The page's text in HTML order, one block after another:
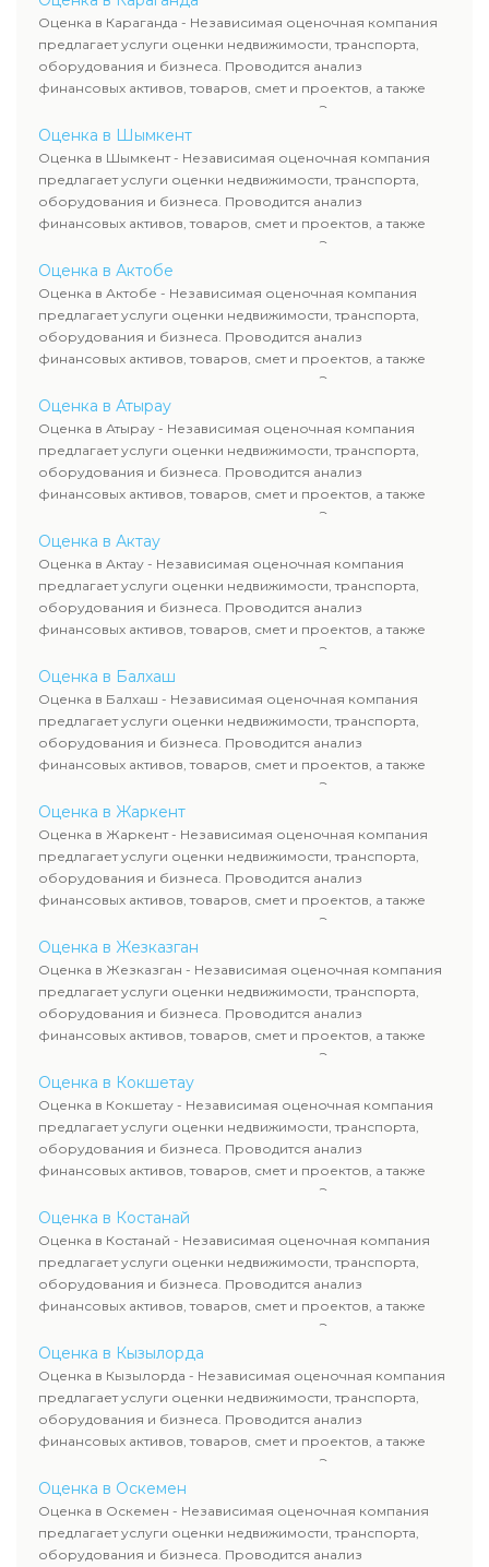
рассчитывают ущерб. Все отчеты соответствуют
требованиям законодательства и используются для
сделок, кредитования и судебных процессов.
Оценка в Караганда - Независимая оценочная компания
предлагает услуги оценки недвижимости, транспорта,
оборудования и бизнеса. Проводится анализ
финансовых активов, товаров, смет и проектов, а также
оценка животных и недропользования. Эксперты
определяют рыночную стоимость имущества и
рассчитывают ущерб. Все отчеты соответствуют
требованиям законодательства и используются для
сделок, кредитования и судебных процессов.
Оценка в Шымкент
Оценка в Шымкент - Независимая оценочная компания
предлагает услуги оценки недвижимости, транспорта,
оборудования и бизнеса. Проводится анализ
финансовых активов, товаров, смет и проектов, а также
оценка животных и недропользования. Эксперты
определяют рыночную стоимость имущества и
рассчитывают ущерб. Все отчеты соответствуют
требованиям законодательства и используются для
сделок, кредитования и судебных процессов.
Оценка в Актобе
Оценка в Актобе - Независимая оценочная компания
предлагает услуги оценки недвижимости, транспорта,
оборудования и бизнеса. Проводится анализ
финансовых активов, товаров, смет и проектов, а также
оценка животных и недропользования. Эксперты
определяют рыночную стоимость имущества и
рассчитывают ущерб. Все отчеты соответствуют
требованиям законодательства и используются для
сделок, кредитования и судебных процессов.
Оценка в Атырау
Оценка в Атырау - Независимая оценочная компания
предлагает услуги оценки недвижимости, транспорта,
оборудования и бизнеса. Проводится анализ
финансовых активов, товаров, смет и проектов, а также
оценка животных и недропользования. Эксперты
определяют рыночную стоимость имущества и
рассчитывают ущерб. Все отчеты соответствуют
требованиям законодательства и используются для
сделок, кредитования и судебных процессов.
Оценка в Актау
Оценка в Актау - Независимая оценочная компания
предлагает услуги оценки недвижимости, транспорта,
оборудования и бизнеса. Проводится анализ
финансовых активов, товаров, смет и проектов, а также
оценка животных и недропользования. Эксперты
определяют рыночную стоимость имущества и
рассчитывают ущерб. Все отчеты соответствуют
требованиям законодательства и используются для
сделок, кредитования и судебных процессов.
Оценка в Балхаш
Оценка в Балхаш - Независимая оценочная компания
предлагает услуги оценки недвижимости, транспорта,
оборудования и бизнеса. Проводится анализ
финансовых активов, товаров, смет и проектов, а также
оценка животных и недропользования. Эксперты
определяют рыночную стоимость имущества и
рассчитывают ущерб. Все отчеты соответствуют
требованиям законодательства и используются для
сделок, кредитования и судебных процессов.
Оценка в Жаркент
Оценка в Жаркент - Независимая оценочная компания
предлагает услуги оценки недвижимости, транспорта,
оборудования и бизнеса. Проводится анализ
финансовых активов, товаров, смет и проектов, а также
оценка животных и недропользования. Эксперты
определяют рыночную стоимость имущества и
рассчитывают ущерб. Все отчеты соответствуют
требованиям законодательства и используются для
сделок, кредитования и судебных процессов.
Оценка в Жезказган
Оценка в Жезказган - Независимая оценочная компания
предлагает услуги оценки недвижимости, транспорта,
оборудования и бизнеса. Проводится анализ
финансовых активов, товаров, смет и проектов, а также
оценка животных и недропользования. Эксперты
определяют рыночную стоимость имущества и
рассчитывают ущерб. Все отчеты соответствуют
требованиям законодательства и используются для
сделок, кредитования и судебных процессов.
Оценка в Кокшетау
Оценка в Кокшетау - Независимая оценочная компания
предлагает услуги оценки недвижимости, транспорта,
оборудования и бизнеса. Проводится анализ
финансовых активов, товаров, смет и проектов, а также
оценка животных и недропользования. Эксперты
определяют рыночную стоимость имущества и
рассчитывают ущерб. Все отчеты соответствуют
требованиям законодательства и используются для
сделок, кредитования и судебных процессов.
Оценка в Костанай
Оценка в Костанай - Независимая оценочная компания
предлагает услуги оценки недвижимости, транспорта,
оборудования и бизнеса. Проводится анализ
финансовых активов, товаров, смет и проектов, а также
оценка животных и недропользования. Эксперты
определяют рыночную стоимость имущества и
рассчитывают ущерб. Все отчеты соответствуют
требованиям законодательства и используются для
сделок, кредитования и судебных процессов.
Оценка в Кызылорда
Оценка в Кызылорда - Независимая оценочная компания
предлагает услуги оценки недвижимости, транспорта,
оборудования и бизнеса. Проводится анализ
финансовых активов, товаров, смет и проектов, а также
оценка животных и недропользования. Эксперты
определяют рыночную стоимость имущества и
рассчитывают ущерб. Все отчеты соответствуют
требованиям законодательства и используются для
сделок, кредитования и судебных процессов.
Оценка в Оскемен
Оценка в Оскемен - Независимая оценочная компания
предлагает услуги оценки недвижимости, транспорта,
оборудования и бизнеса. Проводится анализ